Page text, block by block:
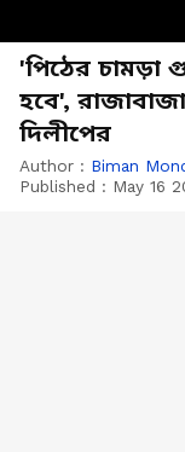
'পিঠের চামড়া
হবে',
দিলীপের
Author : Biman
Published : May 16